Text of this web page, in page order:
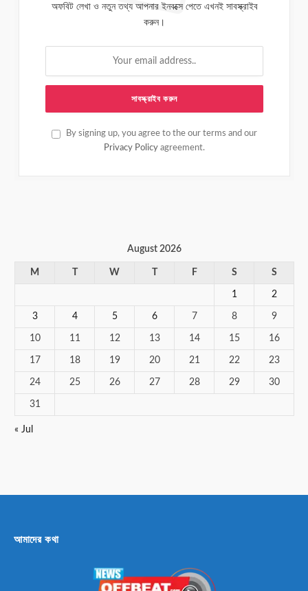
অফবিট লেখা ও নতুন তথ্য আপনার ইনবক্সে পেতে এখনই সাবস্ক্রাইব
করুন।
By signing up, you agree to the our terms and our
Privacy Policy agreement.
August 2026
M W F S S
1 2
3 4 5 6 7 8 9
10 11 12 13 14 15 16
17 18 19 20 21 22 23
24 25 26 27 28 29 30
31
« Jul
আমাদের কথা